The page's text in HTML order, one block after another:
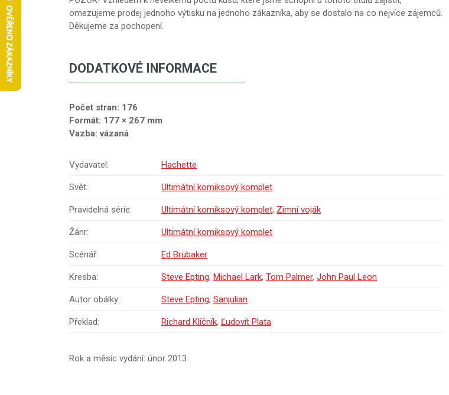
omezujeme prodej jednoho výtisku na jednoho zákazníka, aby se dostalo na co nejvíce zájemců.
Děkujeme za pochopení.
DODATKOVÉ INFORMACE
Počet stran: 176
Formát: 177 × 267 mm
Vazba: vázaná
Vydavatel: Hachette
Svět: Ultimátní komiksový komplet
Pravidelná série: Ultimátní komiksový komplet, Zimní voják
Žánr: Ultimátní komiksový komplet
Scénář: Ed Brubaker
Kresba: Steve Epting, Michael Lark, Tom Palmer, John Paul Leon
Autor obálky: Steve Epting, Sanjulian
Překlad: Richard Klíčník, Ľudovít Plata
Rok a měsíc vydání: únor 2013